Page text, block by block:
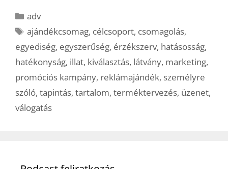
Kategória
adv
Címkék
ajándékcsomag, célcsoport, csomagolás,
egyediség, egyszerűség, érzékszerv, hatásosság,
hatékonyság, illat, kiválasztás, látvány, marketing,
promóciós kampány, reklámajándék, személyre
szóló, tapintás, tartalom, terméktervezés, üzenet,
válogatás